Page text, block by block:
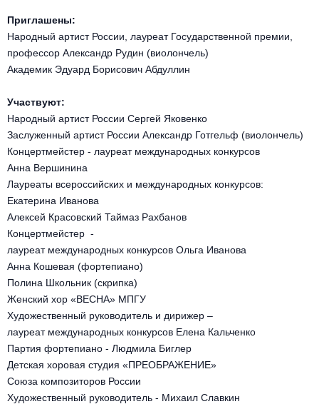
Классическая музыка
Круиз Фест
Open-air на ВДНХ
Джаз и блюз
Этно, фолк, кантри
Рок
Шансон, романс, авторская песня
Металл
Комедия
Творческий вечер
Мюзикл, оперетта
Балет
Музыкальный спектакль
Спектакль
Иммерсивный спектакль
Детский концерт
Детский спектакль
Детский мюзикл
Все события
Приглашены:
Народный артист России, лауреат Государственной премии,
профессор Александр Рудин (виолончель)
Академик Эдуард Борисович Абдуллин
Участвуют:
Народный артист России Сергей Яковенко
Заслуженный артист России Александр Готгельф (виолончель)
Концертмейстер - лауреат международных конкурсов
Анна Вершинина
Лауреаты всероссийских и международных конкурсов:
Екатерина Иванова
Алексей Красовский Таймаз Рахбанов
Концертмейстер -
лауреат международных конкурсов Ольга Иванова
Анна Кошевая (фортепиано)
Полина Школьник (скрипка)
Женский хор «ВЕСНА» МПГУ
Художественный руководитель и дирижер –
лауреат международных конкурсов Елена Кальченко
Партия фортепиано - Людмила Биглер
Детская хоровая студия «ПРЕОБРАЖЕНИЕ»
Союза композиторов России
Художественный руководитель - Михаил Славкин